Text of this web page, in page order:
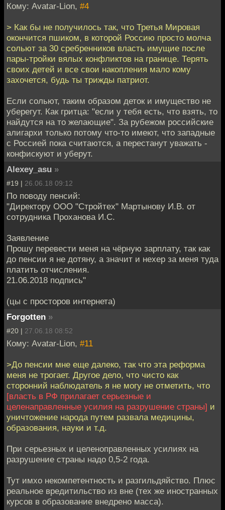
Кому: Avatar-Lion, #4
> Как бы не получилось так, что Третья Мировая
окончится пшиком, в которой Россию просто молча
сольют за 30 сребренников власть имущие после
пары-тройки вялых конфликтов на границе. Терять
своих детей и все свои накопления мало кому
захочется, будь ты трижды патриот.
Если сольют, таким образом деток и имущество не
уберегут. Как гритца: "если у тебя есть, что взять, то
найдутся на то желающие". За рубежом российские
алигархи только потому что-то имеют, что западные
с Россией пока считаются, а перестанут уважать -
конфискуют и уберут.
Alexey_asu »
#19 | 26.06.18 09:12
По поводу пенсий:
"Директору ООО "Стройтех" Мартынову И.В. от
сотрудника Проханова И.С.
Заявление
Прошу перевести меня на чёрную зарплату, так как
до пенсии я не дотяну, а значит и нехер за меня туда
платить отчисления.
21.06.2018 подпись"
(цы с просторов интернета)
Forgotten »
#20 | 27.06.18 08:52
Кому: Avatar-Lion, #11
>До пенсии мне еще далеко, так что эта реформа
меня не трогает. Другое дело, что чисто как
сторонний наблюдатель я не могу не отметить, что
[власть в РФ прилагает серьезные и
целенаправленные усилия на разрушение страны] и
уничтожение народа путем развала медицины,
образования, науки и т.д.
При серьезных и целеноправленных усилиях на
разрушение страны надо 0,5-2 года.
Тут имхо некомпетентность и разгильдяйство. Плюс
реальное вредитильство из вне (тех же иностранных
курсов в образование внедрено масса).